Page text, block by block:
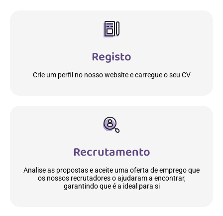
Registo
Crie um perfil no nosso website e carregue o seu CV
Recrutamento
Analise as propostas e aceite uma oferta de emprego que
os nossos recrutadores o ajudaram a encontrar,
garantindo que é a ideal para si